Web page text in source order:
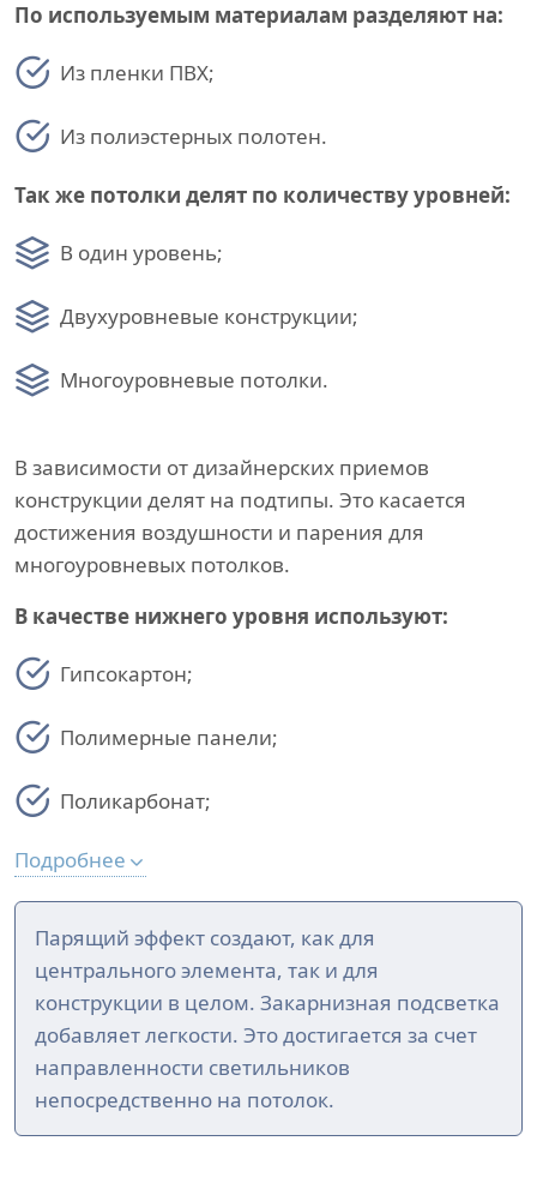
По используемым материалам разделяют на:
Из пленки ПВХ;
Из полиэстерных полотен.
Так же потолки делят по количеству уровней:
В один уровень;
Двухуровневые конструкции;
Многоуровневые потолки.
В зависимости от дизайнерских приемов
конструкции делят на подтипы. Это касается
достижения воздушности и парения для
многоуровневых потолков.
В качестве нижнего уровня используют:
Гипсокартон;
Полимерные панели;
Поликарбонат;
Подробнее
Парящий эффект создают, как для
центрального элемента, так и для
конструкции в целом. Закарнизная подсветка
добавляет легкости. Это достигается за счет
направленности светильников
непосредственно на потолок.